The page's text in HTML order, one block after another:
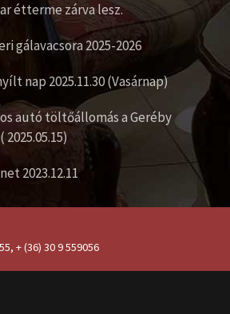
étterme zárva lesz.
gálavacsora 2025-2026
nap 2025.11.30 (Vasárnap)
autó töltőállomás a Geréby
2023.12.11
+ (36) 30 9 559056